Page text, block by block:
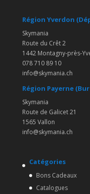
Région Yverdon
Skymania
Route du Crêt 2
1442 Montagny-près-
078 710 89 10
info@skymania.ch
Région Payerne
Skymania
Route de Galicet 21
1565 Vallon
info@skymania.ch
Catégories
Bons Cadeaux
Catalogues